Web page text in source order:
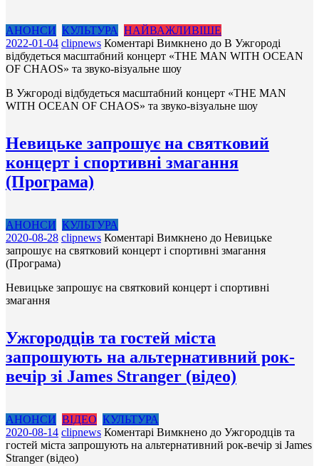
АНОНСИ КУЛЬТУРА НАЙВАЖЛИВІШЕ
2022-01-04 clipnews Коментарі Вимкнено до В Ужгороді
відбудеться масштабний концерт «THE MAN WITH OCEAN
OF CHAOS» та звуко-візуальне шоу
В Ужгороді відбудеться масштабний концерт «THE MAN
WITH OCEAN OF CHAOS» та звуко-візуальне шоу
Невицьке запрошує на святковий
концерт і спортивні змагання
(Програма)
АНОНСИ КУЛЬТУРА
2020-08-28 clipnews Коментарі Вимкнено до Невицьке
запрошує на святковий концерт і спортивні змагання
(Програма)
Невицьке запрошує на святковий концерт і спортивні
змагання
Ужгородців та гостей міста
запрошують на альтернативний рок-
вечір зі James Stranger (відео)
АНОНСИ ВІДЕО КУЛЬТУРА
2020-08-14 clipnews Коментарі Вимкнено до Ужгородців та
гостей міста запрошують на альтернативний рок-вечір зі James
Stranger (відео)